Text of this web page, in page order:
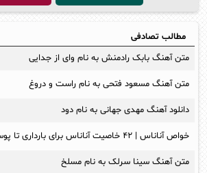
مطالب تصادفی
متن آهنگ بابک رادمنش به نام وای از جدایی
متن آهنگ مسعود فتحی به نام راست و دروغ
دانلود آهنگ مهدی جهانی به نام دود
خواص آناناس | ۴۲ خاصیت آناناس برای بارداری تا پوست
متن آهنگ سینا سرلک به نام مسلخ